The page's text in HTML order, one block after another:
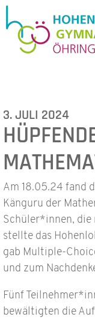
3. JULI 2024
Am 18.05.24 fand
Känguru der
Schüler*innen,
stellte das
gab Multiple-
und zum
Fünf
bewältigten die